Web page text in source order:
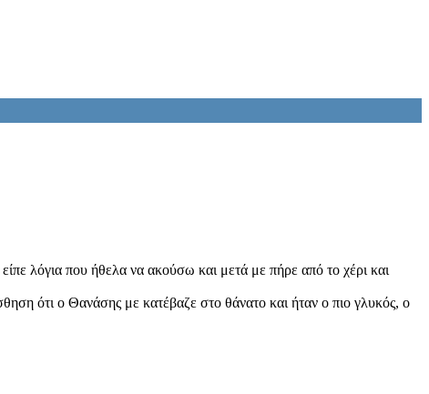
λόγια που ήθελα να ακούσω και μετά με πήρε από το χέρι και
ότι ο Θανάσης με κατέβαζε στο θάνατο και ήταν ο πιο γλυκός, ο